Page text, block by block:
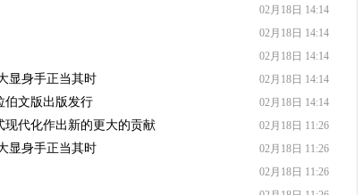
02月18日 14:14
02月18日 14:14
02月18日 14:14
显身手正当其时 02月18日 14:14
伯文版出版发行 02月18日 14:14
代化作出新的更大的贡献 02月18日 11:26
显身手正当其时 02月18日 11:26
02月18日 11:26